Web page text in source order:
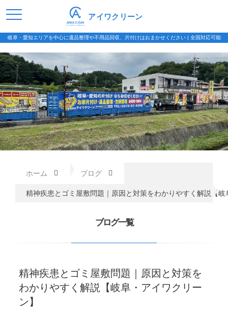
岐阜・愛知エリアを中心に遺品整理や不用品回収、片付けはおまかせください | 全国対応可能
アイワクリーン
ホーム ブログ
精神疾患とゴミ屋敷問題｜原因と対策をわかりやすく解説【
ブログ一覧
精神疾患とゴミ屋敷問題｜原因と対策を
わかりやすく解説【岐阜・アイワクリー
ン】